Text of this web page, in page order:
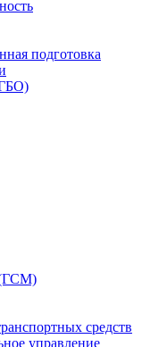
подготовка
(ГСМ)
средств
управление